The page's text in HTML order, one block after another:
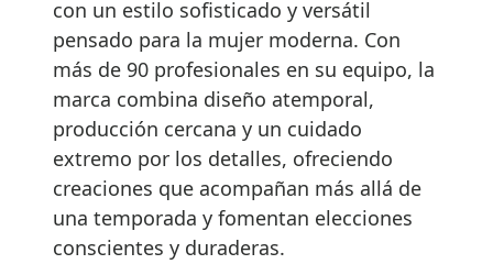
con un estilo sofisticado y versátil
pensado para la mujer moderna. Con
más de 90 profesionales en su equipo, la
marca combina diseño atemporal,
producción cercana y un cuidado
extremo por los detalles, ofreciendo
creaciones que acompañan más allá de
una temporada y fomentan elecciones
conscientes y duraderas.